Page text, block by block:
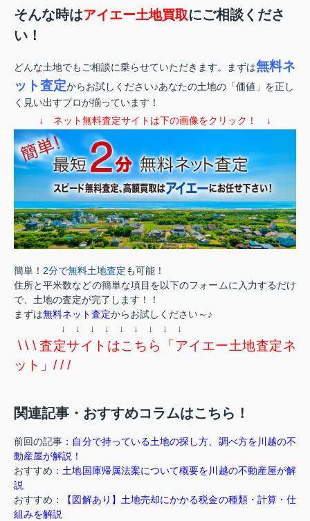
そんな時はアイエー土地買取にご相談くださ
い！
どんな土地でもご相談に乗らせていただきます。まずは無料ネ
ット査定からお試しください♪あなたの土地の「価値」を正し
く見い出すプロが揃っています！
↓ ネット無料査定サイトは下の画像をクリック！ ↓
簡単！ 2分で無料土地査定も可能！
住所と平米数などの簡単な項目を以下のフォームに入力するだけ
で、土地の査定が完了します！！
まずは無料ネット査定からお試しください～♪
↓ ↓ ↓ ↓ ↓ ↓ ↓ ↓ ↓
\ \ \ 査定サイトはこちら「アイエー土地査定ネ
ット」/ / /
関連記事・おすすめコラムはこちら！
前回の記事： 自分で持っている土地の探し方、調べ方を川越の不
動産屋が解説！
おすすめ： 土地国庫帰属法案について概要を川越の不動産屋が解
説
おすすめ：
【図解あり】土地売却にかかる税金の種類・計算・仕
組みを解説